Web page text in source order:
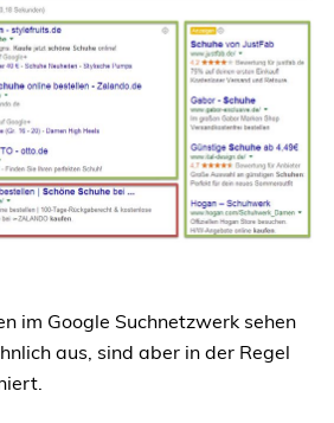
im Google Suchnetzwerk sehen
aus, sind aber in der Regel